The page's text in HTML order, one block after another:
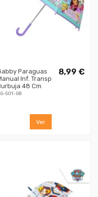
Paraguas
Inf. Transp
48 Cm
501-GB
8,99 €
Ver